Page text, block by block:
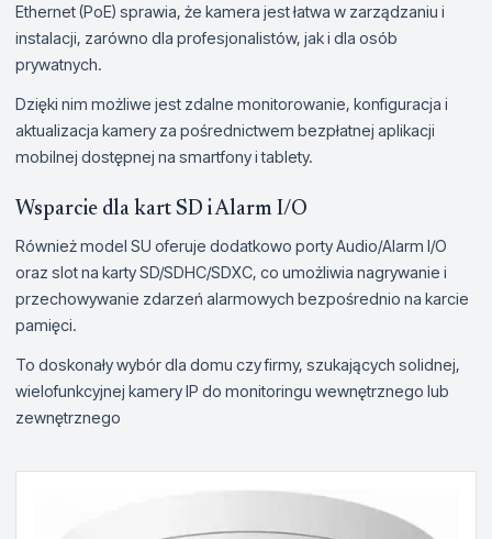
Ethernet (PoE) sprawia, że kamera jest łatwa w zarządzaniu i
instalacji, zarówno dla profesjonalistów, jak i dla osób
prywatnych.
Dzięki nim możliwe jest zdalne monitorowanie, konfiguracja i
aktualizacja kamery za pośrednictwem bezpłatnej aplikacji
mobilnej dostępnej na smartfony i tablety.
Wsparcie dla kart SD i Alarm I/O
Również model SU oferuje dodatkowo porty Audio/Alarm I/O
oraz slot na karty SD/SDHC/SDXC, co umożliwia nagrywanie i
przechowywanie zdarzeń alarmowych bezpośrednio na karcie
pamięci.
To doskonały wybór dla domu czy firmy, szukających solidnej,
wielofunkcyjnej kamery IP do monitoringu wewnętrznego lub
zewnętrznego